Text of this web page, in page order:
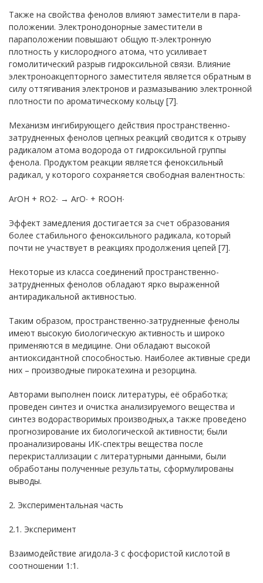
Также на свойства фенолов влияют заместители в пара-
положении. Электронодонорные заместители в
параположении повышают общую π-электронную
плотность у кислородного атома, что усиливает
гомолитический разрыв гидроксильной связи. Влияние
электроноакцепторного заместителя является обратным в
силу оттягивания электронов и размазыванию электронной
плотности по ароматическому кольцу [7].
Механизм ингибирующего действия пространственно-
затрудненных фенолов цепных реакций сводится к отрыву
радикалом атома водорода от гидроксильной группы
фенола. Продуктом реакции является феноксильный
радикал, у которого сохраняется свободная валентность:
ArOH + RO2∙ → ArO∙ + ROOH∙
Эффект замедления достигается за счет образования
более стабильного феноксильного радикала, который
почти не участвует в реакциях продолжения цепей [7].
Некоторые из класса соединений пространственно-
затрудненных фенолов обладают ярко выраженной
антирадикальной активностью.
Таким образом, пространственно-затрудненные фенолы
имеют высокую биологическую активность и широко
применяются в медицине. Они обладают высокой
антиоксидантной способностью. Наиболее активные среди
них – производные пирокатехина и резорцина.
Авторами выполнен поиск литературы, её обработка;
проведен синтез и очистка анализируемого вещества и
синтез водорастворимых производных,а также проведено
прогнозирование их биологической активности; были
проанализированы ИК-спектры вещества после
перекристаллизации с литературными данными, были
обработаны полученные результаты, сформулированы
выводы.
2. Экспериментальная часть
2.1. Эксперимент
Взаимодействие агидола-3 с фосфористой кислотой в
соотношении 1:1.